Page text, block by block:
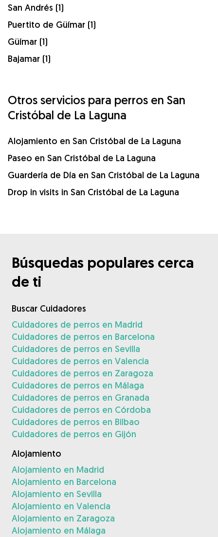
San Andrés (1)
Puertito de Güímar (1)
Güímar (1)
Bajamar (1)
Otros servicios para perros en San
Cristóbal de La Laguna
Alojamiento en San Cristóbal de La Laguna
Paseo en San Cristóbal de La Laguna
Guardería de Día en San Cristóbal de La Laguna
Drop in visits in San Cristóbal de La Laguna
Búsquedas populares cerca
de ti
Buscar Cuidadores
Cuidadores de perros en Madrid
Cuidadores de perros en Barcelona
Cuidadores de perros en Sevilla
Cuidadores de perros en Valencia
Cuidadores de perros en Zaragoza
Cuidadores de perros en Málaga
Cuidadores de perros en Granada
Cuidadores de perros en Córdoba
Cuidadores de perros en Bilbao
Cuidadores de perros en Gijón
Alojamiento
Alojamiento en Madrid
Alojamiento en Barcelona
Alojamiento en Sevilla
Alojamiento en Valencia
Alojamiento en Zaragoza
Alojamiento en Málaga